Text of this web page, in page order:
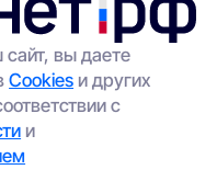
вы даете
Cookies и других
с
и